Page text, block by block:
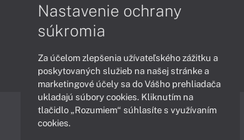
Nastavenie ochrany
súkromia
Za účelom zlepšenia užívateľského zážitku a
poskytovaných služieb na našej stránke a
marketingové účely sa do Vášho prehliadača
ukladajú súbory cookies. Kliknutím na
tlačidlo „Rozumiem“ súhlasíte s využívaním
cookies.